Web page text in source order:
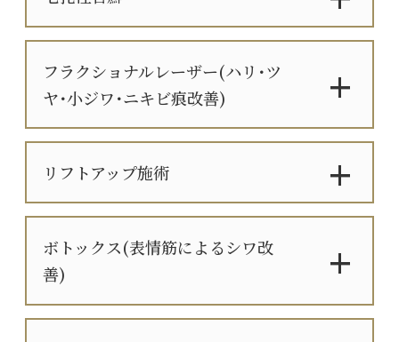
フラクショナルレーザー(ハリ･ツ
ヤ･小ジワ･ニキビ痕改善)
リフトアップ施術
ボトックス(表情筋によるシワ改
善)